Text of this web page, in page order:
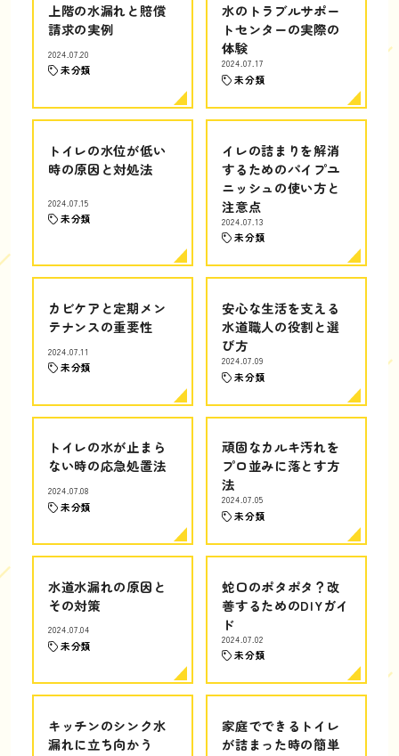
上階の水漏れと賠償
請求の実例
2024.07.20
未分類
水のトラブルサポー
トセンターの実際の
体験
2024.07.17
未分類
トイレの水位が低い
時の原因と対処法
2024.07.15
未分類
イレの詰まりを解消
するためのパイプユ
ニッシュの使い方と
注意点
2024.07.13
未分類
カビケアと定期メン
テナンスの重要性
2024.07.11
未分類
安心な生活を支える
水道職人の役割と選
び方
2024.07.09
未分類
トイレの水が止まら
ない時の応急処置法
2024.07.08
未分類
頑固なカルキ汚れを
プロ並みに落とす方
法
2024.07.05
未分類
水道水漏れの原因と
その対策
2024.07.04
未分類
蛇口のポタポタ？改
善するためのDIYガイ
ド
2024.07.02
未分類
キッチンのシンク水
漏れに立ち向かう
家庭でできるトイレ
が詰まった時の簡単